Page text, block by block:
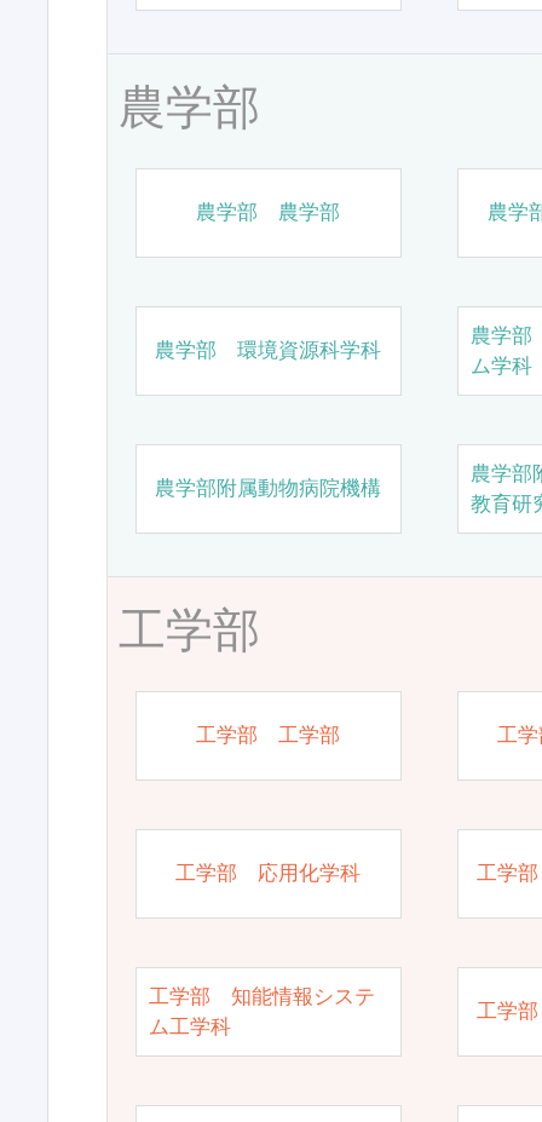
農学部
農学部 農学部 農学
農学部 環境資源科学科
農学
ム学科
農学部附属動物病院機構
農学部
教育研
工学部
工学部 工学部 工
工学部 応用化学科 工学
工学部 知能情報システ
ム工学科
工学